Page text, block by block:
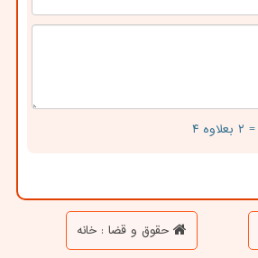
= ۲ بعلاوه ۴
حقوق و قضا : خانه